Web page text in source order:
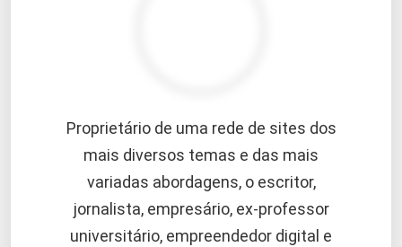
Proprietário de uma rede de sites dos
mais diversos temas e das mais
variadas abordagens, o escritor,
jornalista, empresário, ex-professor
universitário, empreendedor digital e